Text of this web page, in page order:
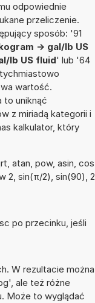
odpowiednie
przeliczenie.
sposób: '91
-> gal/lb US
lb US fluid' lub '64
wartość.
to uniknąć
z miriadą kategorii i
kalkulator, który
atan, pow, asin, cos
2, sin(π/2), sin(90), 2
po przecinku, jeśli
W rezultacie można
ale też różne
Może to wyglądać